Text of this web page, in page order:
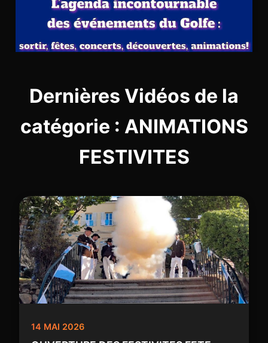
Dernières Vidéos de la
catégorie : ANIMATIONS
FESTIVITES
14 MAI 2026